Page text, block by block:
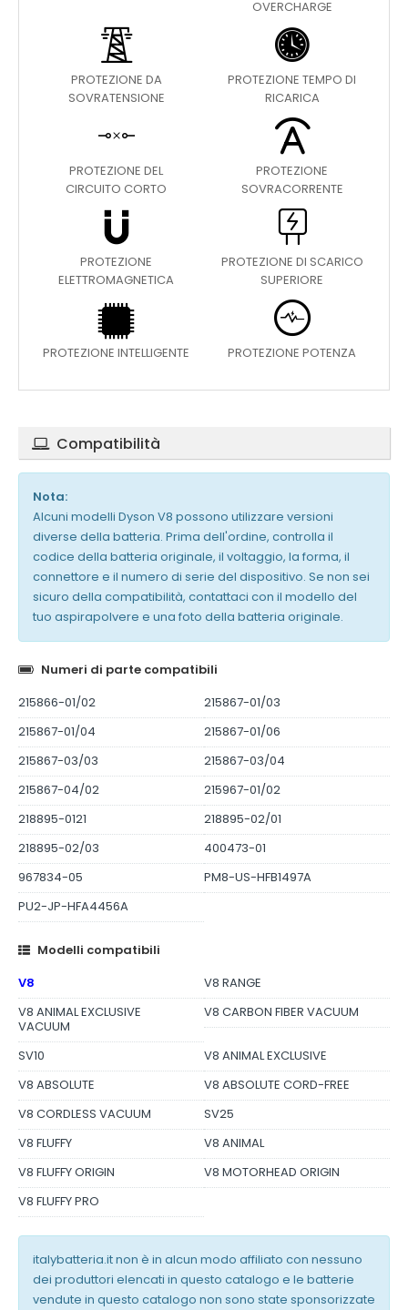
OVERCHARGE
PROTEZIONE DA
SOVRATENSIONE
PROTEZIONE TEMPO DI
RICARICA
PROTEZIONE DEL
CIRCUITO CORTO
PROTEZIONE
SOVRACORRENTE
PROTEZIONE
ELETTROMAGNETICA
PROTEZIONE DI SCARICO
SUPERIORE
PROTEZIONE INTELLIGENTE PROTEZIONE POTENZA
Compatibilità
Nota:
Alcuni modelli Dyson V8 possono utilizzare versioni
diverse della batteria. Prima dell'ordine, controlla il
codice della batteria originale, il voltaggio, la forma, il
connettore e il numero di serie del dispositivo. Se non sei
sicuro della compatibilità, contattaci con il modello del
tuo aspirapolvere e una foto della batteria originale.
Numeri di parte compatibili
215866-01/02
215867-01/03
215867-01/04
215867-01/06
215867-03/03
215867-03/04
215867-04/02
215967-01/02
218895-0121
218895-02/01
218895-02/03
400473-01
967834-05
PM8-US-HFB1497A
PU2-JP-HFA4456A
Modelli compatibili
V8
V8 RANGE
V8 ANIMAL EXCLUSIVE
VACUUM
V8 CARBON FIBER VACUUM
SV10
V8 ANIMAL EXCLUSIVE
V8 ABSOLUTE
V8 ABSOLUTE CORD-FREE
V8 CORDLESS VACUUM
SV25
V8 FLUFFY
V8 ANIMAL
V8 FLUFFY ORIGIN
V8 MOTORHEAD ORIGIN
V8 FLUFFY PRO
italybatteria.it non è in alcun modo affiliato con nessuno
dei produttori elencati in questo catalogo e le batterie
vendute in questo catalogo non sono state sponsorizzate